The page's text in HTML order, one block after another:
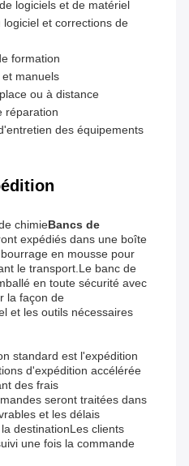
logiciels et de matériel
et corrections de
formation
manuels
ou à distance
réparation
des équipements
chimieBancs de
expédiés dans une boîte
en mousse pour
le transport.Le banc de
en toute sécurité avec
la façon de
et les outils nécessaires
standard est l'expédition
d'expédition accélérée
des frais
seront traitées dans
et les délais
destinationLes clients
une fois la commande